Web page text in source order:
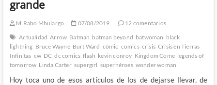
grande
M'Rabo Mhulargo 07/08/2019
12 comentarios
Actualidad Arrow Batman batman beyond batwoman black
lightning Bruce Wayne Burt Ward cómic comics crisis Crisis en Tierras
Infinitas cw DC dc comics flash kevin conroy Kingdom Come legends of
tomorrow Linda Carter supergirl superhéroes wonder woman
Hoy toca uno de esos artículos de los de dejarse llevar, de